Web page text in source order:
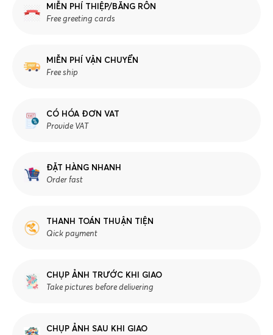
MIỄN PHÍ THIỆP/BĂNG RÔN
Free greeting cards
MIỄN PHÍ VẬN CHUYỂN
Free ship
CÓ HÓA ĐƠN VAT
Provide VAT
ĐẶT HÀNG NHANH
Order fast
THANH TOÁN THUẬN TIỆN
Qick payment
CHỤP ẢNH TRƯỚC KHI GIAO
Take pictures before delivering
CHỤP ẢNH SAU KHI GIAO